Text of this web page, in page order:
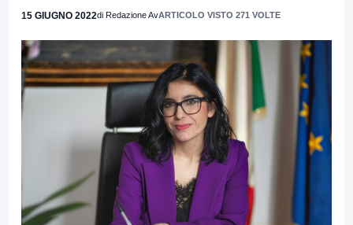
15 GIUGNO 2022di Redazione AvARTICOLO VISTO 271 VOLTE